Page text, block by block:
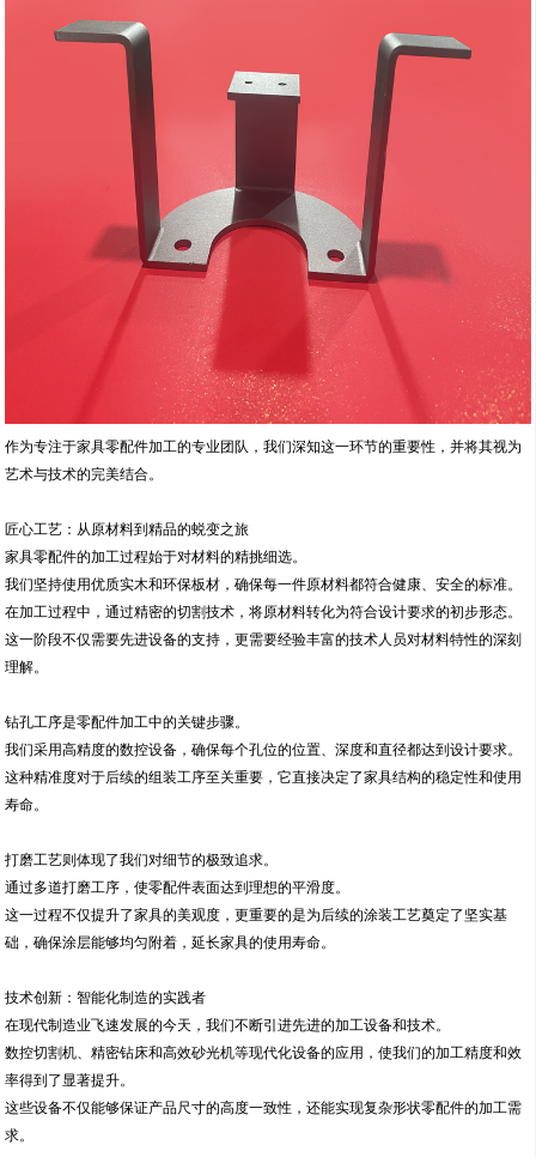
作为专注于家具零配件加工的专业团队，我们深知这一环节的重要性，并将其视为
艺术与技术的完美结合。
匠心工艺：从原材料到精品的蜕变之旅
家具零配件的加工过程始于对材料的精挑细选。
我们坚持使用优质实木和环保板材，确保每一件原材料都符合健康、安全的标准。
在加工过程中，通过精密的切割技术，将原材料转化为符合设计要求的初步形态。
这一阶段不仅需要先进设备的支持，更需要经验丰富的技术人员对材料特性的深刻
理解。
钻孔工序是零配件加工中的关键步骤。
我们采用高精度的数控设备，确保每个孔位的位置、深度和直径都达到设计要求。
这种精准度对于后续的组装工序至关重要，它直接决定了家具结构的稳定性和使用
寿命。
打磨工艺则体现了我们对细节的极致追求。
通过多道打磨工序，使零配件表面达到理想的平滑度。
这一过程不仅提升了家具的美观度，更重要的是为后续的涂装工艺奠定了坚实基
础，确保涂层能够均匀附着，延长家具的使用寿命。
技术创新：智能化制造的实践者
在现代制造业飞速发展的今天，我们不断引进先进的加工设备和技术。
数控切割机、精密钻床和高效砂光机等现代化设备的应用，使我们的加工精度和效
率得到了显著提升。
这些设备不仅能够保证产品尺寸的高度一致性，还能实现复杂形状零配件的加工需
求。